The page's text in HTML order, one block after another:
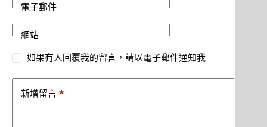
電子郵件
網站
如果有人回覆我的留言，請以電子郵件通知我
新增留言 *